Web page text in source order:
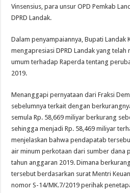
Vinsensius, para unsur OPD Pemkab
DPRD Landak.
Dalam penyampaiannya, Bupati Landak
mengapresiasi DPRD Landak yang
umum terhadap Raperda tentang
2019.
Menanggapi pernyataan dari Fraksi
sebelumnya terkait dengan
semula Rp. 58,669 miliyar berkurang
sehingga menjadi Rp. 58,469 miliyar
menjelaskan bahwa pendapatab
air minum perkotaan dari sumber dana
tahun anggaran 2019. Dimana
tersebut berdasarkan surat Mentri
nomor S-14/MK.7/2019 perihak